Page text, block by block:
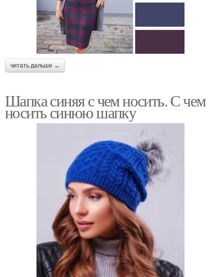
читать дальше →
Шапка синяя с чем носить. С чем
носить синюю шапку